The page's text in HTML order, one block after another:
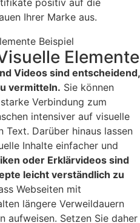
Ihrer Marke aus.
Elemente
Videos sind entscheidend,
vermitteln. Sie können
Verbindung zum
intensiver auf visuelle
Text. Darüber hinaus lassen
Inhalte einfacher und
oder Erklärvideos sind
leicht verständlich zu
Webseiten mit
längere Verweildauern
aufweisen. Setzen Sie daher